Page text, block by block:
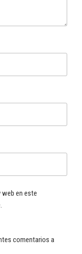
web en este
comentarios a